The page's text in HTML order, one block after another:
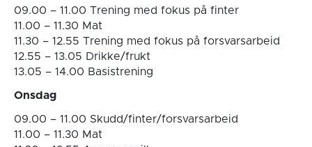
09.00 – 11.00 Trening med fokus på finter
11.00 – 11.30 Mat
11.30 – 12.55 Trening med fokus på forsvarsarbeid
12.55 – 13.05 Drikke/frukt
13.05 – 14.00 Basistrening
Onsdag
09.00 – 11.00 Skudd/finter/forsvarsarbeid
11.00 – 11.30 Mat